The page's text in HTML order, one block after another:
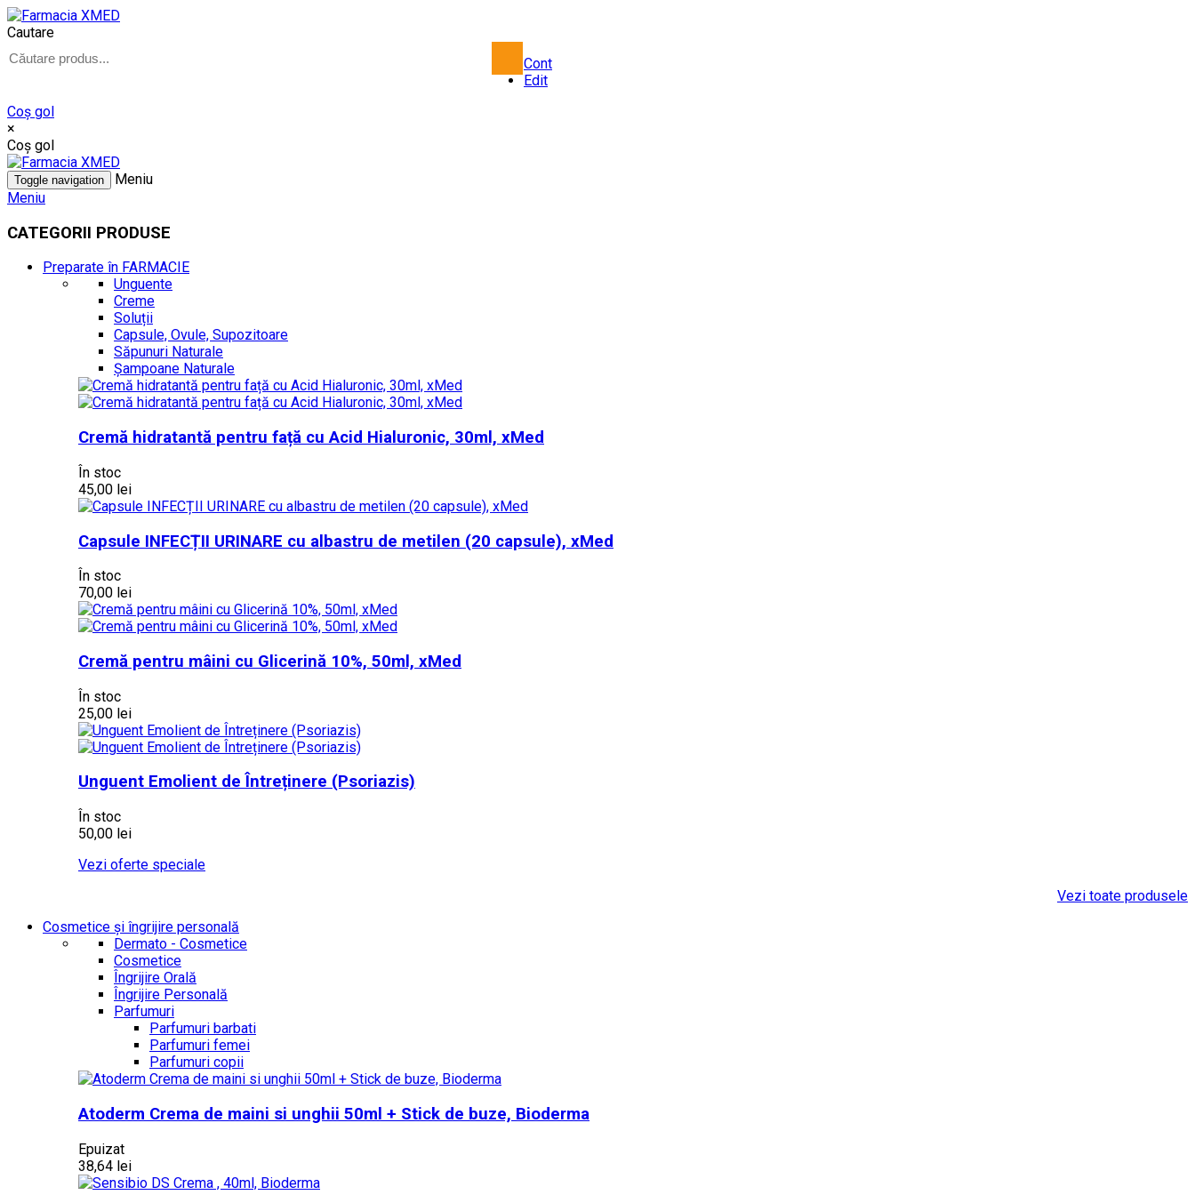
Cautare
Cont
Edit
Coş gol
×
Coş gol
Toggle navigation
Meniu
Meniu
CATEGORII PRODUSE
Preparate în FARMACIE
Unguente
Creme
Soluții
Capsule, Ovule, Supozitoare
Săpunuri Naturale
Șampoane Naturale
Cremă hidratantă pentru față cu Acid Hialuronic, 30ml, xMed
În stoc
45,00 lei
Capsule INFECȚII URINARE cu albastru de metilen (20 capsule), xMed
În stoc
70,00 lei
Cremă pentru mâini cu Glicerină 10%, 50ml, xMed
În stoc
25,00 lei
Unguent Emolient de Întreținere (Psoriazis)
În stoc
50,00 lei
Vezi oferte speciale
Vezi toate produsele
Cosmetice și îngrijire personală
Dermato - Cosmetice
Cosmetice
Îngrijire Orală
Îngrijire Personală
Parfumuri
Parfumuri barbati
Parfumuri femei
Parfumuri copii
Atoderm Crema de maini si unghii 50ml + Stick de buze, Bioderma
Epuizat
38,64 lei